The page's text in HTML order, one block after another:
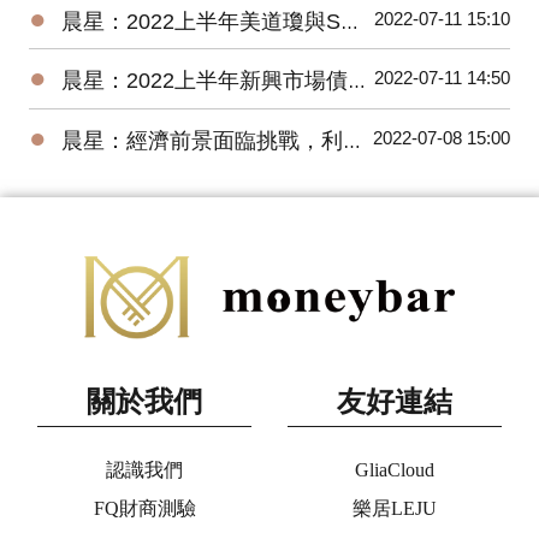
● 晨星：2022上半年美道瓊與S&P500 數下跌15.30%、20.56%，台股基金平均報酬率為-22.18% 2022-07-11 15:10
● 晨星：2022上半年新興市場債券基金因俄羅斯債券跌幅最深 2022-07-11 14:50
● 晨星：經濟前景面臨挑戰，利率將進一步上升 2022-07-08 15:00
關於我們
認識我們
FQ財商測驗
友好連結
GliaCloud
樂居LEJU